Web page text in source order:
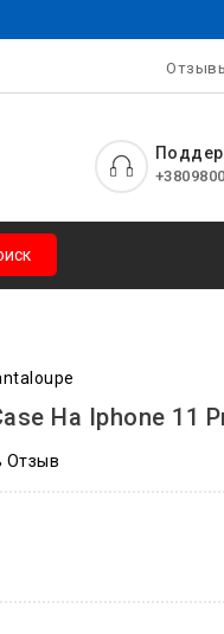
На Iphone 11
Отзыв